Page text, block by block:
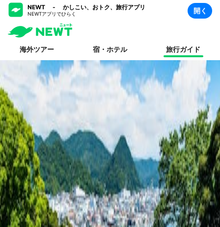
NEWT - かしこい、おトク、旅行アプリ
NEWTアプリでひらく 開く
海外ツアー 宿・ホテル 旅行ガイド